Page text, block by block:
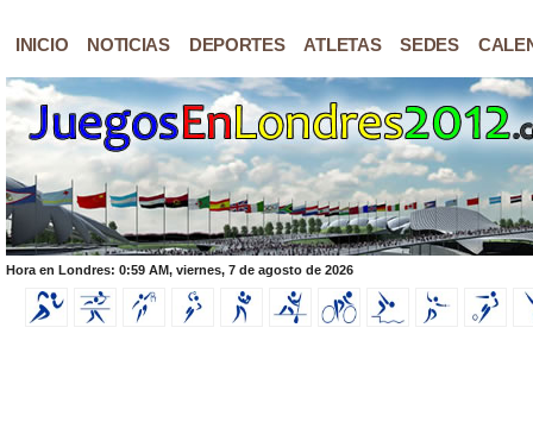
INICIO NOTICIAS DEPORTES ATLETAS SEDES
Hora en Londres: 0:59 AM, viernes, 7 de agosto de 2026